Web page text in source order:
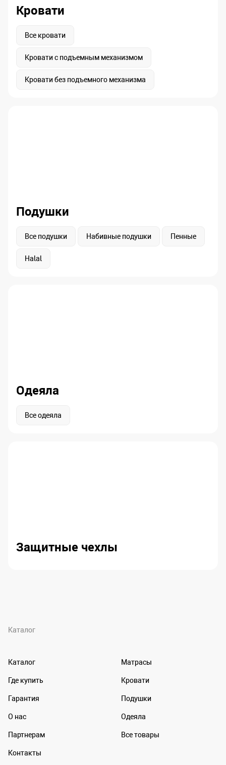
Кровати
Все кровати
Кровати с подъемным механизмом
Кровати без подъемного механизма
Подушки
Все подушки Набивные подушки Пенные
Halal
Одеяла
Все одеяла
Защитные чехлы
Каталог
Каталог
Где купить
Гарантия
О нас
Партнерам
Контакты
Матрасы
Кровати
Подушки
Одеяла
Все товары